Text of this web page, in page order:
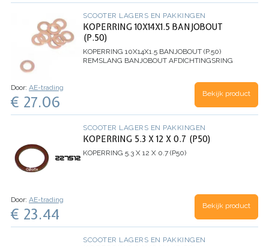
SCOOTER LAGERS EN PAKKINGEN
KOPERRING 10X14X1.5 BANJOBOUT
(P.50)
KOPERRING 10X14X1.5 BANJOBOUT (P.50)
REMSLANG BANJOBOUT AFDICHTINGSRING
Door: AE-trading
€ 27.06 Bekijk product
SCOOTER LAGERS EN PAKKINGEN
KOPERRING 5.3 X 12 X 0.7 (P50)
KOPERRING 5.3 X 12 X 0.7 (P50)
Door: AE-trading
€ 23.44 Bekijk product
SCOOTER LAGERS EN PAKKINGEN